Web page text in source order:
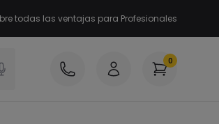
todas las ventajas para Profesionales
0